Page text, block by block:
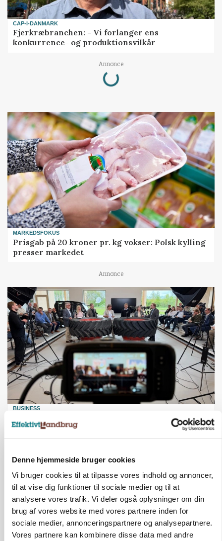
Denne hjemmeside bruger cookies
Vi bruger cookies til at tilpasse vores indhold og annoncer,
til at vise dig funktioner til sociale medier og til at
analysere vores trafik. Vi deler også oplysninger om din
brug af vores website med vores partnere inden for
sociale medier, annonceringspartnere og analysepartnere.
Vores partnere kan kombinere disse data med andre
CAP-I-DANMARK
Fjerkræbranchen: - Vi forlanger ens
konkurrence- og produktionsvilkår
Annonce
Loading...
MARKEDSFOKUS
Prisgab på 20 kroner pr. kg vokser: Polsk kylling
presser markedet
Annonce
BUSINESS
Ejer eller medejer? Nyt tv-format udfordrer
landbrugets ejerstruktur
Russisk mælkepris dykker 23 procent
Annonce
Loading...